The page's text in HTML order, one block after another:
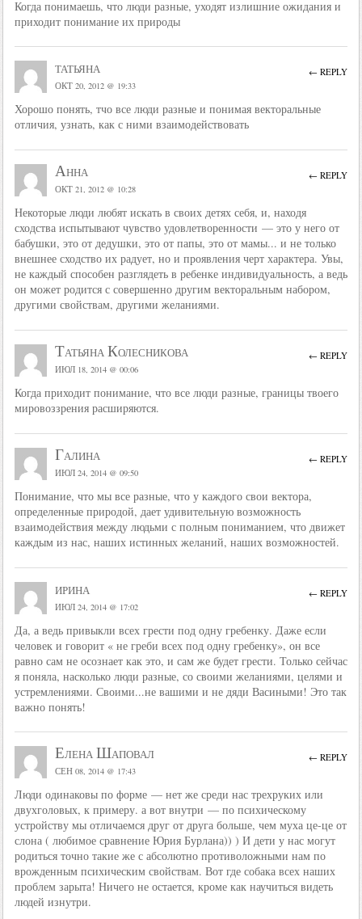
Когда понимаешь, что люди разные, уходят излишние ожидания и
приходит понимание их природы
татьяна
ОКТ 20, 2012 @ 19:33
Хорошо понять, тчо все люди разные и понимая векторальные
отличия, узнать, как с ними взаимодействовать
← REPLY
Анна
ОКТ 21, 2012 @ 10:28
Некоторые люди любят искать в своих детях себя, и, находя
сходства испытывают чувство удовлетворенности — это у него от
бабушки, это от дедушки, это от папы, это от мамы... и не только
внешнее сходство их радует, но и проявления черт характера. Увы,
не каждый способен разглядеть в ребенке индивидуальность, а ведь
он может родится с совершенно другим векторальным набором,
другими свойствам, другими желаниями.
← REPLY
Татьяна Колесникова
ИЮЛ 18, 2014 @ 00:06
Когда приходит понимание, что все люди разные, границы твоего
мировоззрения расширяются.
← REPLY
Галина
ИЮЛ 24, 2014 @ 09:50
Понимание, что мы все разные, что у каждого свои вектора,
определенные природой, дает удивительную возможность
взаимодействия между людьми с полным пониманием, что движет
каждым из нас, наших истинных желаний, наших возможностей.
← REPLY
ирина
ИЮЛ 24, 2014 @ 17:02
Да, а ведь привыкли всех грести под одну гребенку. Даже если
человек и говорит « не греби всех под одну гребенку», он все
равно сам не осознает как это, и сам же будет грести. Только сейчас
я поняла, насколько люди разные, со своими желаниями, целями и
устремлениями. Своими...не вашими и не дяди Васиными! Это так
важно понять!
← REPLY
Елена Шаповал
СЕН 08, 2014 @ 17:43
Люди одинаковы по форме — нет же среди нас трехруких или
двухголовых, к примеру. а вот внутри — по психическому
устройству мы отличаемся друг от друга больше, чем муха це-це от
слона ( любимое сравнение Юрия Бурлана)) ) И дети у нас могут
родиться точно такие же с абсолютно противоложными нам по
врожденным психическим свойствам. Вот где собака всех наших
проблем зарыта! Ничего не остается, кроме как научиться видеть
людей изнутри.
← REPLY